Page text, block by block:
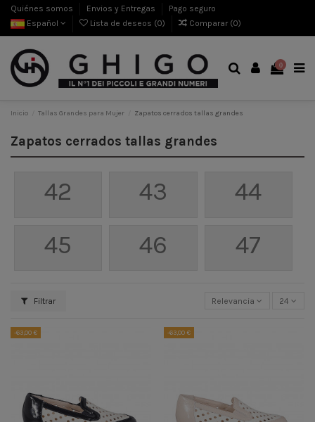
Quiénes somos Envios y Entregas
Pago seguro
Español
Lista de deseos (0) Comparar (0)
0
Inicio Tallas Grandes para Mujer Zapatos cerrados tallas grandes
Zapatos cerrados tallas grandes
42 43
44
45
46 47
Filtrar Relevancia 24
-63,00 € -63,00 €